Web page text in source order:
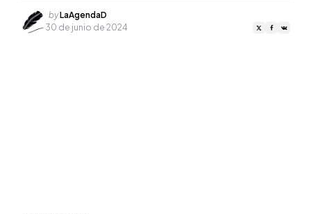
Posted
by
byLaAgendaD
30 de junio de 2024